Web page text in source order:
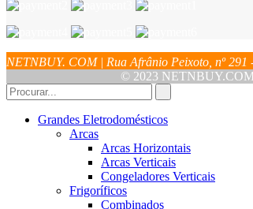
NETNBUY. COM | Rua Afrânio Peixoto, nº
© 2023
Grandes Eletrodomésticos
Arcas
Arcas Horizontais
Arcas Verticais
Congeladores Verticais
Frigoríficos
Combinados